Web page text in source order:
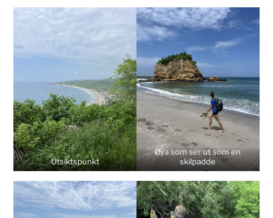
Utsiktspunkt
Øya som ser ut som en
skilpadde